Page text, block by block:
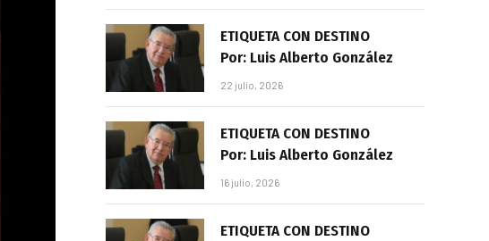
ETIQUETA CON DESTINO
Por: Luis Alberto González
22 julio, 2026
ETIQUETA CON DESTINO
Por: Luis Alberto González
16 julio, 2026
ETIQUETA CON DESTINO